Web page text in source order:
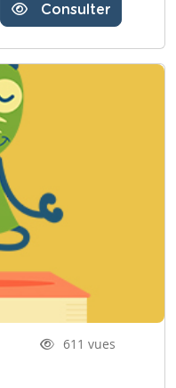
Consulter
611 vues